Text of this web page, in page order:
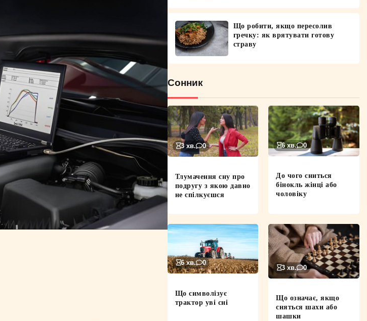
Що робити, якщо пересолив
гречку: як врятувати готову
страву
Сонник
3 хв. 0
Тлумачення сну про
подругу з якою давно
не спілкуєшся
6 хв. 0
До чого сниться
бінокль жінці або
чоловіку
6 хв. 0
Що символізує
трактор уві сні
3 хв. 0
Що означає, якщо
сняться шахи або
шашки